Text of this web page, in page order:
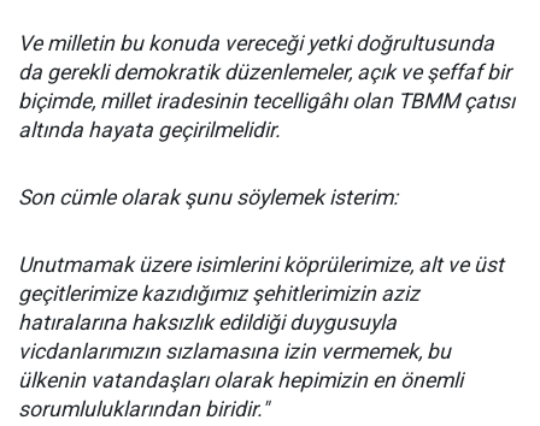
Ve milletin bu konuda vereceği yetki doğrultusunda
da gerekli demokratik düzenlemeler, açık ve şeffaf bir
biçimde, millet iradesinin tecelligâhı olan TBMM çatısı
altında hayata geçirilmelidir.
Son cümle olarak şunu söylemek isterim:
Unutmamak üzere isimlerini köprülerimize, alt ve üst
geçitlerimize kazıdığımız şehitlerimizin aziz
hatıralarına haksızlık edildiği duygusuyla
vicdanlarımızın sızlamasına izin vermemek, bu
ülkenin vatandaşları olarak hepimizin en önemli
sorumluluklarından biridir."